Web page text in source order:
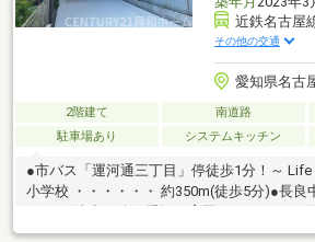
近鉄名古屋
その他の交通
愛知県名古
2階建て 南道路
駐車場あり
システムキッチン
●市バス「運河通三丁目」停徒歩1分！～
小学校 ・・・・・・ 約350m(徒歩5分)●長良
和堂豊成店 ・・・・・ 約120m(徒歩2分